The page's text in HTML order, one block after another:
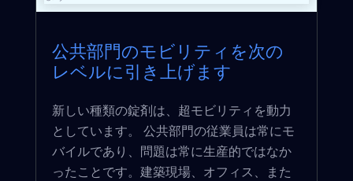
公共部門のモビリティを次の
レベルに引き上げます
新しい種類の錠剤は、超モビリティを動力
としています。 公共部門の従業員は常にモ
バイルであり、問​​題は常に生産的ではなか
ったことです。建築現場、オフィス、また